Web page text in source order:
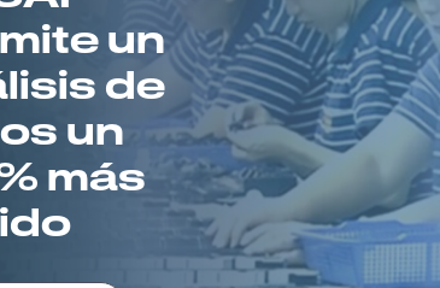
un
de
un
más